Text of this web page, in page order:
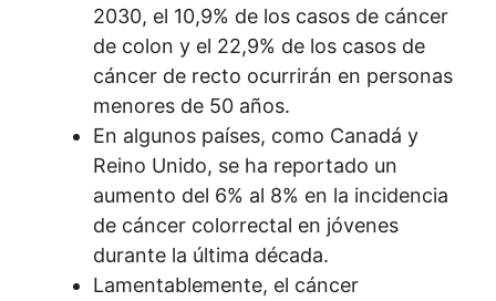
2030, el 10,9% de los casos de cáncer
de colon y el 22,9% de los casos de
cáncer de recto ocurrirán en personas
menores de 50 años.
En algunos países, como Canadá y
Reino Unido, se ha reportado un
aumento del 6% al 8% en la incidencia
de cáncer colorrectal en jóvenes
durante la última década.
Lamentablemente, el cáncer